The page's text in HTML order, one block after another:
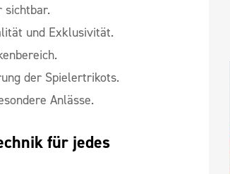
sichtbar.
und Exklusivität.
der Spielertrikots.
Anlässe.
für jedes